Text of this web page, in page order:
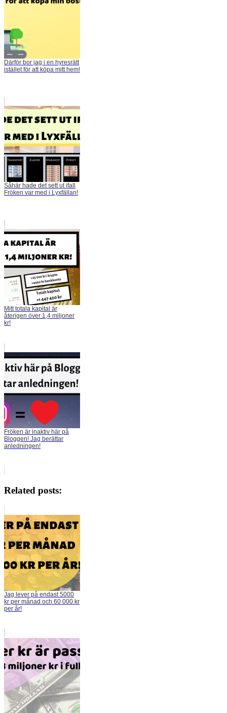
Därför bor jag i en hyresrätt
istället för att köpa mitt hem!
Såhär hade det sett ut ifall
Fröken var med i Lyxfällan!
Mitt totala kapital är
återigen över 1,4 miljoner
kr!
Fröken är inaktiv här på
Bloggen! Jag berättar
anledningen!
Related posts:
Jag lever på endast 5000
kr per månad och 60 000 kr
per år!